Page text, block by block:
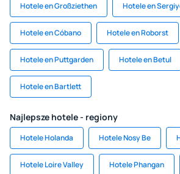
Hotele en Großziethen Hotele en
Hotele en Cóbano Hotele en Roborst
Hotele en Puttgarden Hotele en Betul
Hotele en Bartlett
Najlepsze hotele - regiony
Hotele Holanda Hotele Nosy Be
Hotele Loire Valley Hotele Phangan